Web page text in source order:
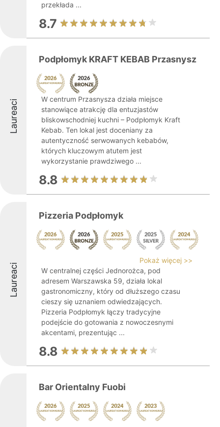
przekłada ...
8.7
Laureaci
Podpłomyk KRAFT KEBAB Przasnysz
W centrum Przasnysza działa miejsce
stanowiące atrakcję dla entuzjastów
bliskowschodniej kuchni – Podpłomyk Kraft
Kebab. Ten lokal jest doceniany za
autentyczność serwowanych kebabów,
których kluczowym atutem jest
wykorzystanie prawdziwego ...
8.8
Laureaci
Pizzeria Podpłomyk
Pokaż więcej >>
W centralnej części Jednorożca, pod
adresem Warszawska 59, działa lokal
gastronomiczny, który od dłuższego czasu
cieszy się uznaniem odwiedzających.
Pizzeria Podpłomyk łączy tradycyjne
podejście do gotowania z nowoczesnymi
akcentami, prezentując ...
8.8
Bar Orientalny Fuobi